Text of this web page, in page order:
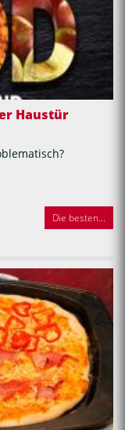
Haustür
Die besten...